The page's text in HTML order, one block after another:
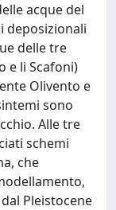
acque del
deposizionali
delle tre
e li Scafoni)
Olivento e
sono
Alle tre
schemi
che
Pleistocene